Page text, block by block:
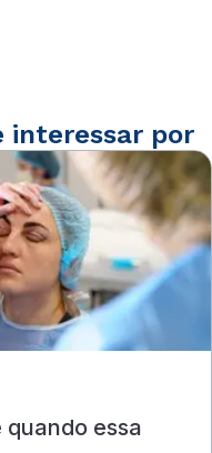
interessar por
essa